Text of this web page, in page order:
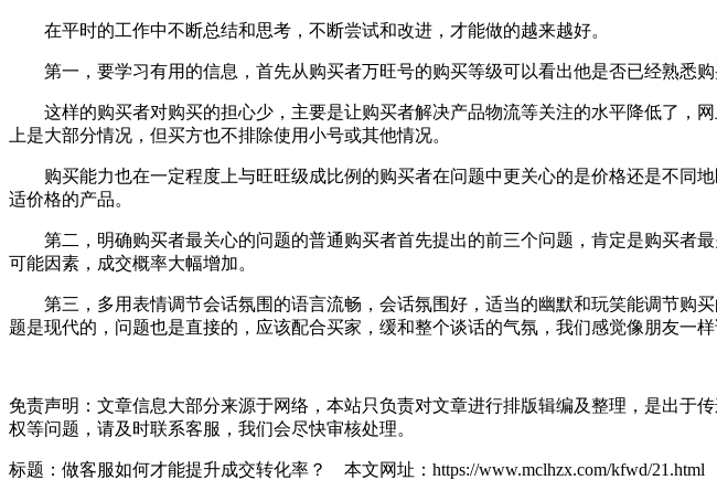
在平时的工作中不断总结和思考，不断尝试和改进，才能做的越来越好。
第一，要学习有用的信息，首先从购买者万旺号的购买等级可以看出他是否已经熟悉购
这样的购买者对购买的担心少，主要是让购买者解决产品物流等关注的水平降低了，
上是大部分情况，但买方也不排除使用小号或其他情况。
购买能力也在一定程度上与旺旺级成比例的购买者在问题中更关心的是价格还是不同
适价格的产品。
第二，明确购买者最关心的问题的普通购买者首先提出的前三个问题，肯定是购买者
可能因素，成交概率大幅增加。
第三，多用表情调节会话氛围的语言流畅，会话氛围好，适当的幽默和玩笑能调节购
题是现代的，问题也是直接的，应该配合买家，缓和整个谈话的气氛，我们感觉像朋友一
免责声明：文章信息大部分来源于网络，本站只负责对文章进行排版辑编及整理，是出于
权等问题，请及时联系客服，我们会尽快审核处理。
标题：做客服如何才能提升成交转化率？ 本文网址：https://www.mclhzx.com/kfwd/21.html